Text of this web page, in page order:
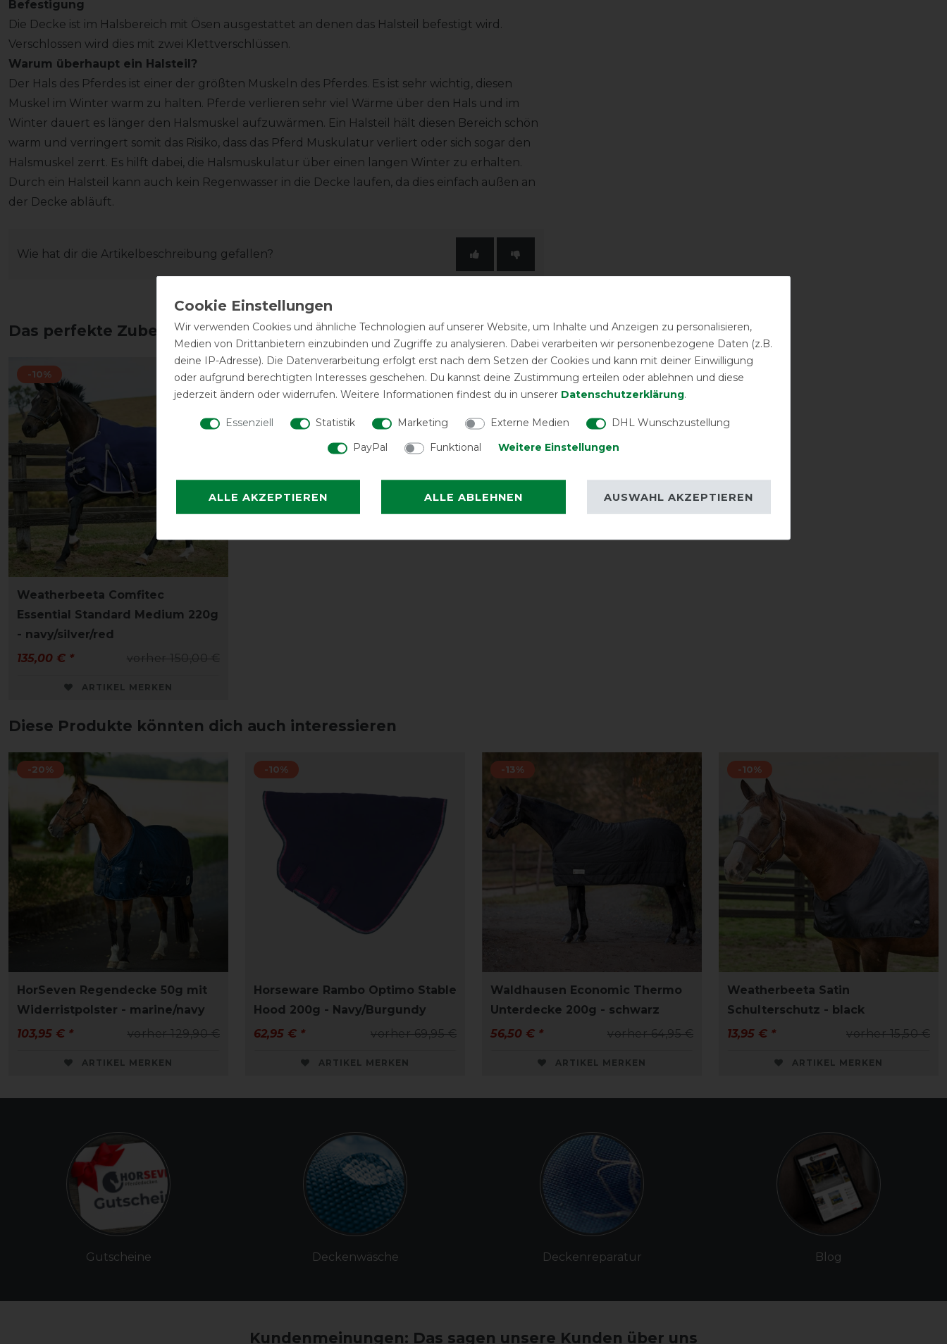
Befestigung
Die Decke ist im Halsbereich mit Ösen ausgestattet an denen das Halsteil befestigt wird.
Verschlossen wird dies mit zwei Klettverschlüssen.
Warum überhaupt ein Halsteil?
Der Hals des Pferdes ist einer der größten Muskeln des Pferdes. Es ist sehr wichtig, diesen
Muskel im Winter warm zu halten. Pferde verlieren sehr viel Wärme über den Hals und im
Winter dauert es länger den Halsmuskel aufzuwärmen. Ein Halsteil hält diesen Bereich schön
warm und verringert somit das Risiko, dass das Pferd Muskulatur verliert oder sich sogar den
Halsmuskel zerrt. Es hilft dabei, die Halsmuskulatur über einen langen Winter zu erhalten.
Durch ein Halsteil kann auch kein Regenwasser in die Decke laufen, da dies einfach außen an
der Decke abläuft.
Wie hat dir die Artikelbeschreibung gefallen?
Das perfekte Zubehör für dich
-10%
Weatherbeeta Comfitec
Essential Standard Medium 220g
- navy/silver/red
vorher 150,00 €
135,00 € *
ARTIKEL MERKEN
Diese Produkte könnten dich auch interessieren
-20%
HorSeven Regendecke 50g mit
Widerristpolster - marine/navy
vorher 129,90 €
103,95 € *
ARTIKEL MERKEN
-10%
Horseware Rambo Optimo Stable
Hood 200g - Navy/Burgundy
vorher 69,95 €
62,95 € *
ARTIKEL MERKEN
-13%
Waldhausen Economic Thermo
Unterdecke 200g - schwarz
vorher 64,95 €
56,50 € *
ARTIKEL MERKEN
-10%
Weatherbeeta Satin
Schulterschutz - black
vorher 15,50 €
13,95 € *
ARTIKEL MERKEN
Gutscheine Deckenwäsche Deckenreparatur Blog
Kundenmeinungen: Das sagen unsere Kunden über uns
Wir verwenden Cookies und ähnliche Technologien auf unserer Website, um Inhalte und Anzeigen zu personalisieren,
Medien von Drittanbietern einzubinden und Zugriffe zu analysieren. Dabei verarbeiten wir personenbezogene Daten (z.B.
deine IP-Adresse). Die Datenverarbeitung erfolgt erst nach dem Setzen der Cookies und kann mit deiner Einwilligung
oder aufgrund berechtigten Interesses geschehen. Du kannst deine Zustimmung erteilen oder ablehnen und diese
jederzeit ändern oder widerrufen. Weitere Informationen findest du in unserer Daten­schutz­erklärung.
Essenziell Statistik Marketing Externe Medien
DHL Wunschzustellung
PayPal
Funktional Weitere Einstellungen
ALLE AKZEPTIEREN ALLE ABLEHNEN AUSWAHL AKZEPTIEREN